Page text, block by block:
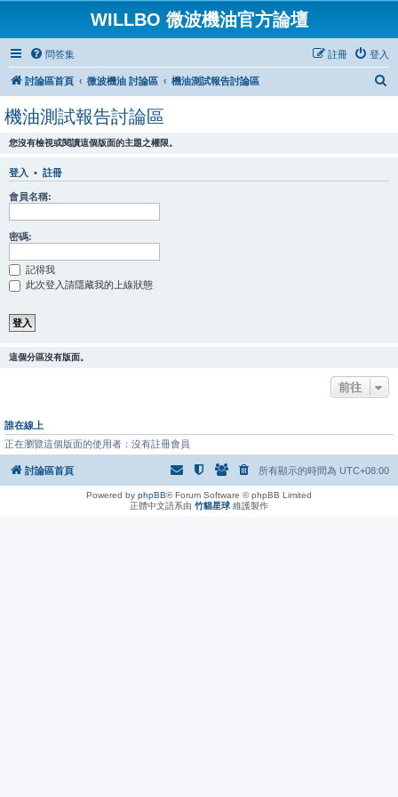
WILLBO 微波機油官方論壇
問答集 登入
註冊
討論區首頁 微波機油 討論區 機油測試報告討論區
機油測試報告討論區
您沒有檢視或閱讀這個版面的主題之權限。
登入 • 註冊
會員名稱:
密碼:
記得我
此次登入請隱藏我的上線狀態
這個分區沒有版面。
前往
誰在線上
正在瀏覽這個版面的使用者：沒有註冊會員
討論區首頁 所有顯示的時間為 UTC+08:00
Powered by phpBB® Forum Software © phpBB Limited
正體中文語系由 竹貓星球 維護製作